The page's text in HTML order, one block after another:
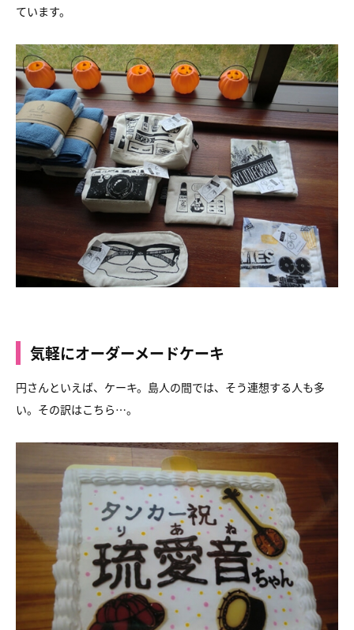
ています。
気軽にオーダーメードケーキ
円さんといえば、ケーキ。島人の間では、そう連想する人も多
い。その訳はこちら…。